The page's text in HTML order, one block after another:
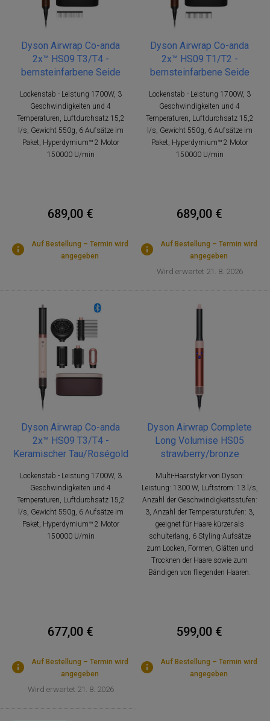
Dyson Airwrap Co-anda
2x™ HS09 T3/T4 -
bernsteinfarbene Seide
Lockenstab - Leistung 1700W, 3
Geschwindigkeiten und 4
Temperaturen, Luftdurchsatz 15,2
l/s, Gewicht 550g, 6 Aufsätze im
Paket, Hyperdymium™ 2 Motor
150000 U/min
689,00 €
Auf Bestellung – Termin wird
angegeben
Dyson Airwrap Co-anda
2x™ HS09 T1/T2 -
bernsteinfarbene Seide
Lockenstab - Leistung 1700W, 3
Geschwindigkeiten und 4
Temperaturen, Luftdurchsatz 15,2
l/s, Gewicht 550g, 6 Aufsätze im
Paket, Hyperdymium™ 2 Motor
150000 U/min
689,00 €
Auf Bestellung – Termin wird
angegeben
Wird erwartet 21. 8. 2026
Dyson Airwrap Co-anda
2x™ HS09 T3/T4 -
Keramischer Tau/Roségold
Lockenstab - Leistung 1700W, 3
Geschwindigkeiten und 4
Temperaturen, Luftdurchsatz 15,2
l/s, Gewicht 550g, 6 Aufsätze im
Paket, Hyperdymium™ 2 Motor
150000 U/min
677,00 €
Auf Bestellung – Termin wird
angegeben
Wird erwartet 21. 8. 2026
Dyson Airwrap Complete
Long Volumise HS05
strawberry/bronze
Multi-Haarstyler von Dyson:
Leistung: 1300 W, Luftstrom: 13 l/s,
Anzahl der Geschwindigkeitsstufen:
3, Anzahl der Temperaturstufen: 3,
geeignet für Haare kürzer als
schulterlang, 6 Styling-Aufsätze
zum Locken, Formen, Glätten und
Trocknen der Haare sowie zum
Bändigen von fliegenden Haaren.
599,00 €
Auf Bestellung – Termin wird
angegeben